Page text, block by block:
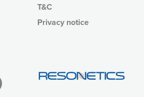
T&C
Privacy notice